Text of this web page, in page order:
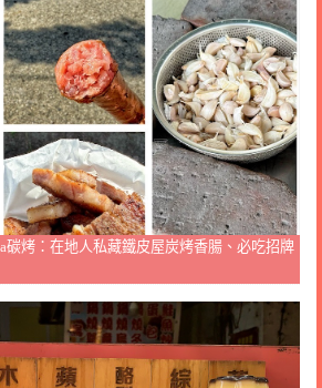
碳烤：在地人私藏鐵皮屋炭烤香腸、必吃招牌